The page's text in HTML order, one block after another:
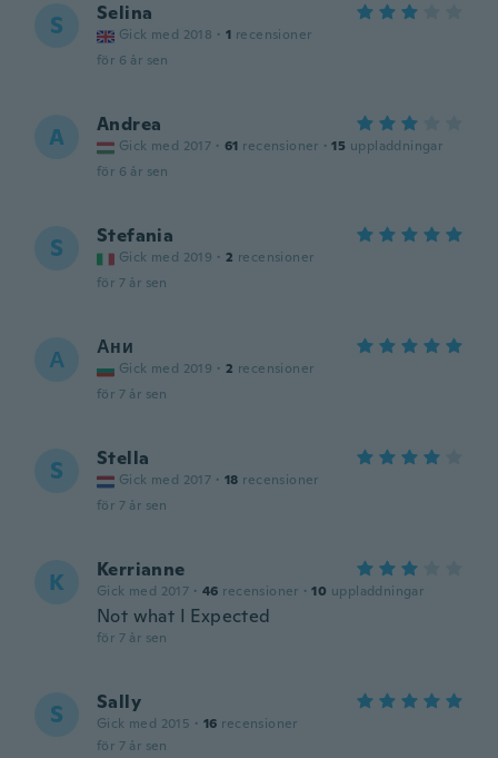
S Selina
Gick med 2018 · 1 recensioner
för 6 år sen
A Andrea
Gick med 2017 · 61 recensioner · 15 uppladdningar
för 6 år sen
S Stefania
Gick med 2019 · 2 recensioner
för 7 år sen
А Ани
Gick med 2019 · 2 recensioner
för 7 år sen
S Stella
Gick med 2017 · 18 recensioner
för 7 år sen
K Kerrianne
Gick med 2017 · 46 recensioner · 10 uppladdningar
Not what I Expected
för 7 år sen
S Sally
Gick med 2015 · 16 recensioner
för 7 år sen